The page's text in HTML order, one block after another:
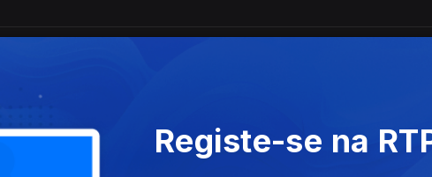
Registe-se na